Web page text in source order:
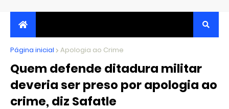
JORNALISMO INDEPENDENTE, TRANSPARENTE E
CRÍTICO
Página inicial Apologia ao Crime
Quem defende ditadura militar
deveria ser preso por apologia ao
crime, diz Safatle